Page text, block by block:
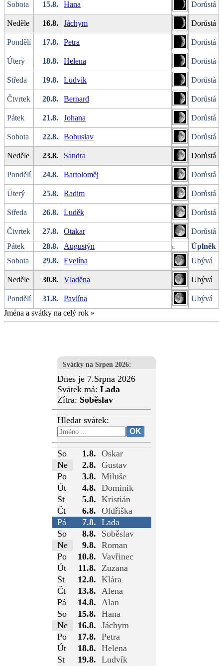
Sobota 15.8. Hana Dorůstá
Neděle 16.8. Jáchym Dorůstá
Pondělí 17.8. Petra Dorůstá
Úterý 18.8. Helena Dorůstá
Středa 19.8. Ludvík Dorůstá
Čtvrtek 20.8. Bernard Dorůstá
Pátek 21.8. Johana Dorůstá
Sobota 22.8. Bohuslav Dorůstá
Neděle 23.8. Sandra Dorůstá
Pondělí 24.8. Bartoloměj Dorůstá
Úterý 25.8. Radim Dorůstá
Středa 26.8. Luděk Dorůstá
Čtvrtek 27.8. Otakar
Dorůstá
Pátek
28.8. Augustýn
Úplněk
Sobota
29.8. Evelína Ubývá
Neděle 30.8. Vladěna Ubývá
Pondělí 31.8. Pavlína
Ubývá
Jména a svátky na celý rok »
Svátky na Srpen 2026:
Dnes je 7.Srpna 2026
Svátek má: Lada
Zítra: Soběslav
Hledat svátek:
So 1.8. Oskar
Ne
2.8. Gustav
Po
3.8. Miluše
Út
4.8. Dominik
St
5.8. Kristián
Čt
6.8. Oldřiška
Pá
7.8. Lada
So
8.8.
Soběslav
Ne
9.8. Roman
Po
10.8. Vavřinec
Út
11.8.
Zuzana
St
12.8. Klára
Čt
13.8.
Alena
Pá
14.8.
Alan
So
15.8. Hana
Ne
16.8. Jáchym
Po
17.8. Petra
Út
18.8. Helena
St
19.8. Ludvík